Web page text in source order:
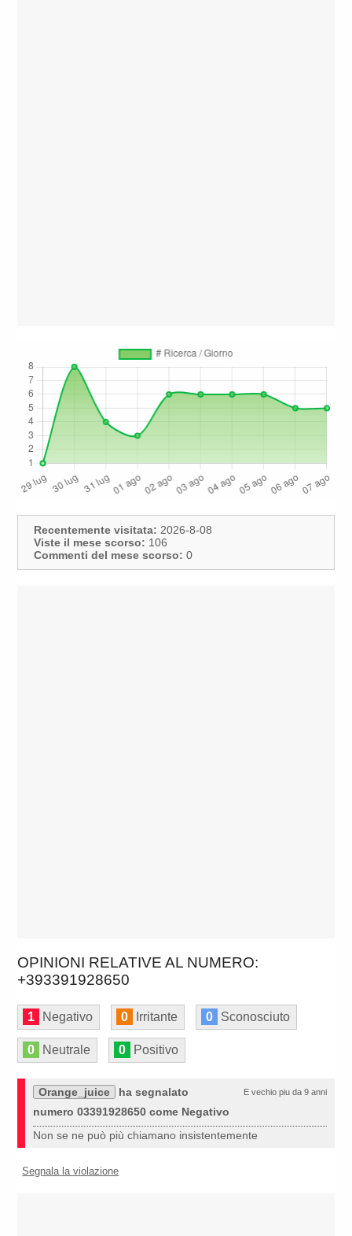
Recentemente visitata: 2026-8-08
Viste il mese scorso: 106
Commenti del mese scorso: 0
OPINIONI RELATIVE AL NUMERO:
+393391928650
1 Negativo 0 Irritante 0 Sconosciuto
0 Neutrale 0 Positivo
E vechio piu da 9 anni
Orange_juice
ha segnalato
numero 03391928650 come Negativo
Non se ne può più chiamano insistentemente
Segnala la violazione